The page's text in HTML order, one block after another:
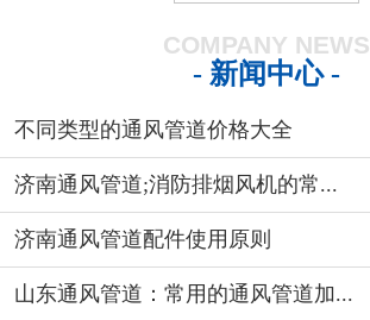
COMPANY NEWS
- 新闻中心 -
不同类型的通风管道价格大全
济南通风管道;消防排烟风机的常...
济南通风管道配件使用原则
山东通风管道：常用的通风管道加...